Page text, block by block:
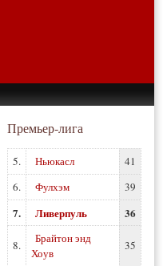
Премьер-лига
5. Ньюкасл
41
6.
Фулхэм 39
7. Ливерпуль 36
8.
Брайтон энд
Хоув
35